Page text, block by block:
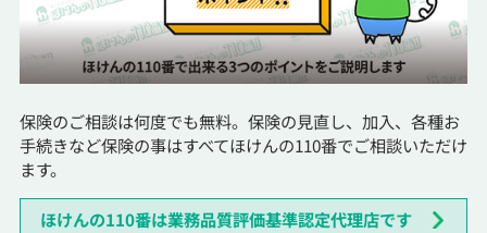
保険のご相談は何度でも無料。保険の見直し、加入、各種お
手続きなど保険の事はすべてほけんの110番でご相談いただけ
ます。
ほけんの110番は業務品質評価基準認定代理店です